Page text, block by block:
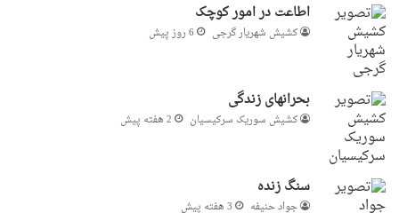
اطاعت در امور کوچک
کشیش شهریار گرجى 6 روز پیش
بحرانهای زندگی
کشیش سوریک سرکیسیان 2 هفته پیش
سنگ زنده
جواد حنیفه 3 هفته پیش